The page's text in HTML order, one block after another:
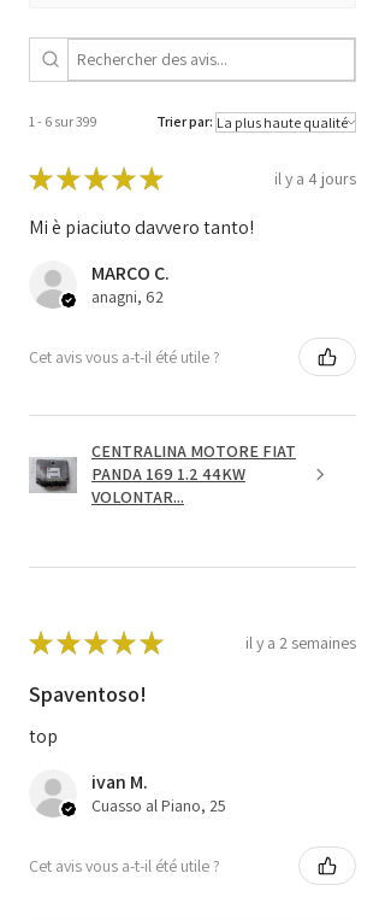
1 - 6 sur 399 Trier par:
★★★★★ il y a 4 jours
Mi è piaciuto davvero tanto!
MARCO C.
anagni, 62
Cet avis vous a-t-il été utile ?
CENTRALINA MOTORE FIAT
PANDA 169 1.2 44KW
VOLONTAR...
★★★★★ il y a 2 semaines
Spaventoso!
top
ivan M.
Cuasso al Piano, 25
Cet avis vous a-t-il été utile ?